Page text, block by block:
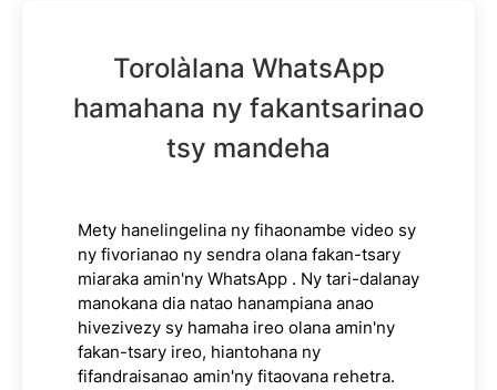
Torolàlana WhatsApp
hamahana ny fakantsarinao
tsy mandeha
Mety hanelingelina ny fihaonambe video sy
ny fivorianao ny sendra olana fakan-tsary
miaraka amin'ny WhatsApp . Ny tari-dalanay
manokana dia natao hanampiana anao
hivezivezy sy hamaha ireo olana amin'ny
fakan-tsary ireo, hiantohana ny
fifandraisanao amin'ny fitaovana rehetra.